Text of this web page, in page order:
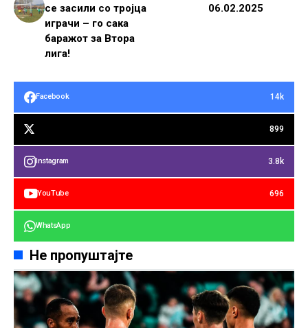
се засили со тројца
играчи – го сака
баражот за Втора
лига!
06.02.2025
Facebook 14k
899
Instagram 3.8k
YouTube 696
WhatsApp
Не пропуштајте